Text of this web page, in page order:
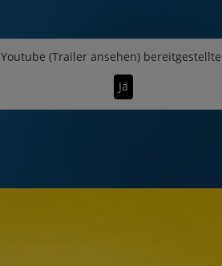
Youtube (Trailer ansehen)bereitgestellte
Ja